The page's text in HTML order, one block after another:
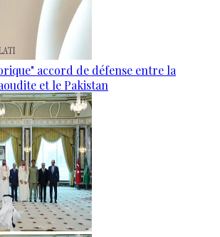
accord de défense entre la
et le Pakistan